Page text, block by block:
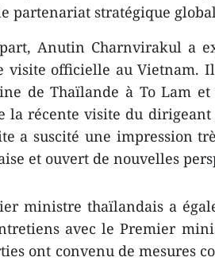
partenariat stratégique
Anutin Charnvirakul a
visite officielle au Vietnam.
de Thaïlande à To Lam
la récente visite du
a suscité une impression
et ouvert de nouvelles
ministre thaïlandais a
avec le Premier
ont convenu de mesures